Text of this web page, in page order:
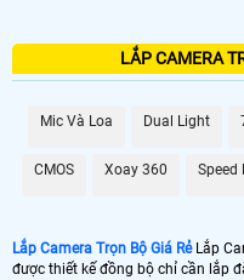
dụng thương hiệu uy tín..
LẮP CAMERA TRỌN GÓI GIÁ RẺ
GIÁ LẮP
💰 Camera Quan Sát Gia Đình
5.900.000 VNĐ Camera Thu Âm -
LẮP CAMERA
Mic Và Loa Dual Light
CMOS Xoay 360 Speed
Lắp Camera Trọn Bộ Giá RẻLắp
được thiết kế đồng bộ chỉ cần lắp